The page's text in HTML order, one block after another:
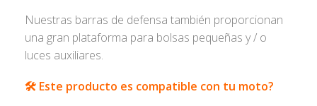
Nuestras barras de defensa también proporcionan
una gran plataforma para bolsas pequeñas y / o
luces auxiliares.
🛠️ Este producto es compatible con tu moto?